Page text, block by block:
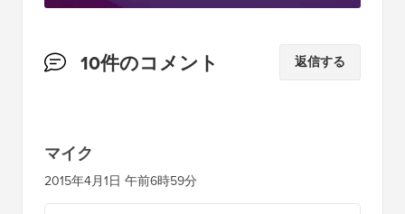
読
の
イ
ン
10件のコメント 返信する
マイク
2015年4月1日 午前6時59分